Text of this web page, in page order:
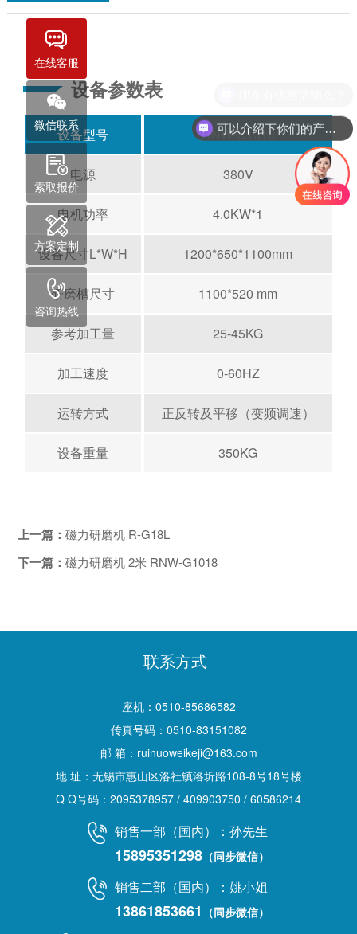
设备参数表
设备型号 RNW-G1010
电源 380V
电机功率 4.0KW*1
设备尺寸L*W*H 1200*650*1100mm
研磨槽尺寸 1100*520 mm
参考加工量 25-45KG
加工速度 0-60HZ
运转方式 正反转及平移（变频调速）
设备重量 350KG
上一篇：磁力研磨机 R-G18L
下一篇：磁力研磨机 2米 RNW-G1018
联系方式
座机：0510-85686582
传真号码：0510-83151082
邮 箱：ruinuoweikeji@163.com
地 址：无锡市惠山区洛社镇洛圻路108-8号18号楼
Q Q号码：2095378957 / 409903750 / 60586214
销售一部（国内）：孙先生
15895351298 （同步微信）
销售二部（国内）：姚小姐
13861853661 （同步微信）
在线客服
微信联系
索取报价
方案定制
咨询热线
可以介绍下你们的产品么？